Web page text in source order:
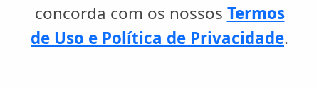
concorda com os nossos Termos
de Uso e Política de Privacidade.